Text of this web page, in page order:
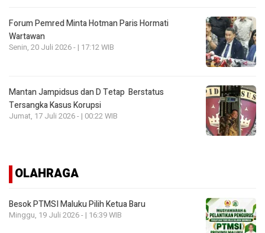
Forum Pemred Minta Hotman Paris Hormati
Wartawan
Senin, 20 Juli 2026 - | 17:12 WIB
Mantan Jampidsus dan D Tetap Berstatus
Tersangka Kasus Korupsi
Jumat, 17 Juli 2026 - | 00:22 WIB
OLAHRAGA
Besok PTMSI Maluku Pilih Ketua Baru
Minggu, 19 Juli 2026 - | 16:39 WIB